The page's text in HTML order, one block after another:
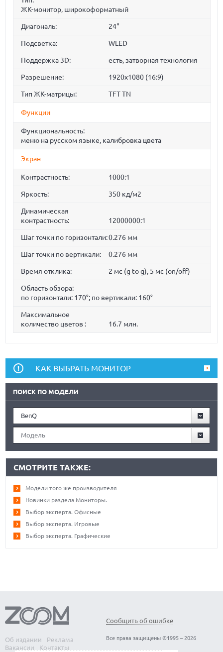
ЖК-монитор, широкоформатный
Диагональ: 24"
Подсветка: WLED
Поддержка 3D: есть, затворная технология
Разрешение: 1920x1080 (16:9)
Тип ЖК-матрицы: TFT TN
Функции
Функциональность:
меню на русском языке, калибровка цвета
Экран
Контрастность: 1000:1
Яркость: 350 кд/м2
Динамическая
контрастность:
12000000:1
Шаг точки по горизонтали:0.276 мм
Шаг точки по вертикали: 0.276 мм
Время отклика: 2 мс (g to g), 5 мс (on/off)
Область обзора:
по горизонтали: 170°; по вертикали: 160°
Максимальное
количество цветов :
16.7 млн.
КАК ВЫБРАТЬ МОНИТОР
ПОИСК ПО МОДЕЛИ
BenQ
Модель
СМОТРИТЕ ТАКЖЕ:
Модели того же производителя
Новинки раздела Мониторы.
Выбор эксперта. Офисные
Выбор эксперта. Игровые
Выбор эксперта. Графические
Об издании
Реклама
Вакансии
Контакты
Сообщить об ошибке
Все права защищены ©1995 – 2026